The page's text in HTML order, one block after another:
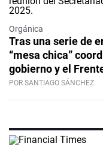
Orgánica
Tras una serie de
“mesa chica”
gobierno y el
POR SANTIAGO SÁNCHEZ